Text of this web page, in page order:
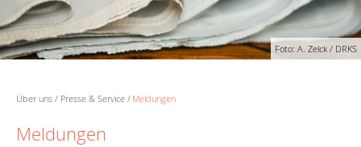
Foto: A. Zelck / DRKS
Über uns Presse & Service Meldungen
Meldungen